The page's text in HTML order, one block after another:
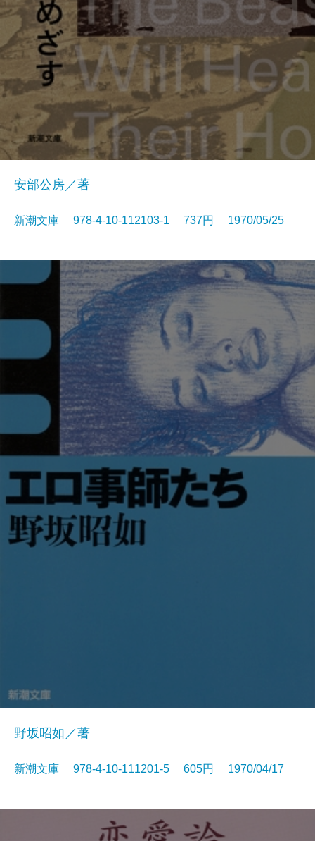
安部公房／著
新潮文庫 978-4-10-112103-1 737円 1970/05/25
野坂昭如／著
新潮文庫 978-4-10-111201-5 605円 1970/04/17